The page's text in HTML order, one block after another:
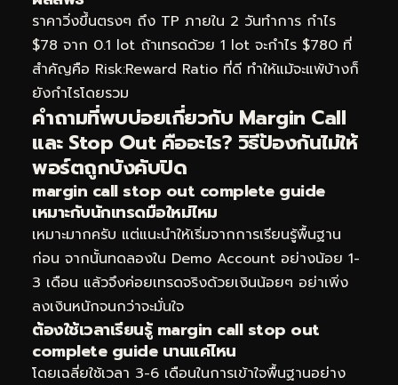
ราคาวิ่งขึ้นตรงๆ ถึง TP ภายใน 2 วันทำการ กำไร
$78 จาก 0.1 lot ถ้าเทรดด้วย 1 lot จะกำไร $780 ที่
สำคัญคือ Risk:Reward Ratio ที่ดี ทำให้แม้จะแพ้บ้างก็
ยังกำไรโดยรวม
คำถามที่พบบ่อยเกี่ยวกับ Margin Call
และ Stop Out คืออะไร? วิธีป้องกันไม่ให้
พอร์ตถูกบังคับปิด
margin call stop out complete guide
เหมาะกับนักเทรดมือใหม่ไหม
เหมาะมากครับ แต่แนะนำให้เริ่มจากการเรียนรู้พื้นฐาน
ก่อน จากนั้นทดลองใน Demo Account อย่างน้อย 1-
3 เดือน แล้วจึงค่อยเทรดจริงด้วยเงินน้อยๆ อย่าเพิ่ง
ลงเงินหนักจนกว่าจะมั่นใจ
ต้องใช้เวลาเรียนรู้ margin call stop out
complete guide นานแค่ไหน
โดยเฉลี่ยใช้เวลา 3-6 เดือนในการเข้าใจพื้นฐานอย่าง